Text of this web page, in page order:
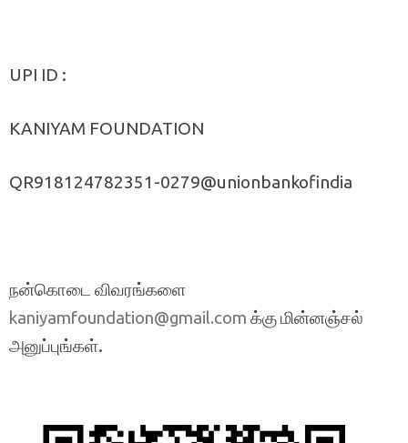
UPI ID :
KANIYAM FOUNDATION
QR918124782351-0279@unionbankofindia
நன்கொடை விவரங்களை
kaniyamfoundation@gmail.com க்கு மின்னஞ்சல்
அனுப்புங்கள்.